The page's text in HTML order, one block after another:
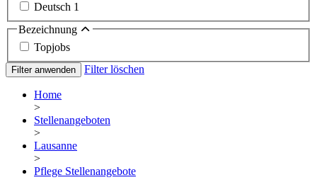
Deutsch 1
Bezeichnung
Topjobs
Filter anwenden Filter löschen
Home
>
Stellenangeboten
>
Lausanne
>
Pflege Stellenangebote